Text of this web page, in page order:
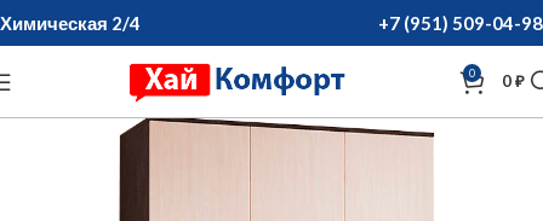
Химическая 2/4 +7 (951) 509-04-98
0 0₽